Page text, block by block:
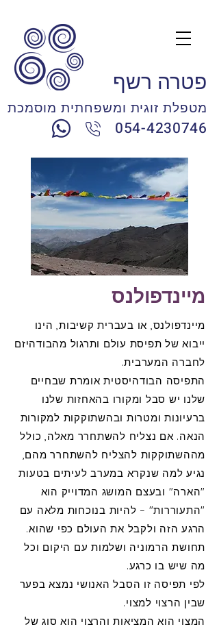
פטרה רשף
מטפלת זוגית ומשפחתית מוסמכת
054-4230746
מיינדפולנס
מיינדפולנס, או בעברית קשיבות, הינו
ייבוא של תפיסת עולם ותרגול מהבודהיזם
לחברה המערבית.
התפיסה הבודהיסטית אומרת שבחיים
שלנו יש סבל ומקורו בהאחזות שלנו
ברעיונות ומטרות ובהשתוקקות למקורות
הנאה. אם נצליח להשתחרר מאלה, כולל
מההשתוקקות להצליח להשתחרר מהם,
נגיע למה שנקרא במערב לעיתים בטעות
"הארה" ובעצם המושג המדוייק הוא
"התעוררות" – להיות בנוכחות מלאה עם
הרגע הזה ולקבל את העולם כפי שהוא.
תחושת הרמוניה ושלמות עם היקום וכל
מה שיש בו כרגע.
לפי תפיסה זו הסבל האנושי נמצא בפער
שבין הרצוי למצוי.
המצוי הוא המציאות והרצוי הוא סוג של